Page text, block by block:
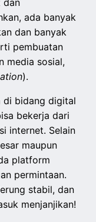
dan
ada banyak
dan banyak
pembuatan
media sosial,
).
di bidang digital
bekerja dari
internet. Selain
maupun
platform
permintaan.
stabil, dan
menjanjikan!